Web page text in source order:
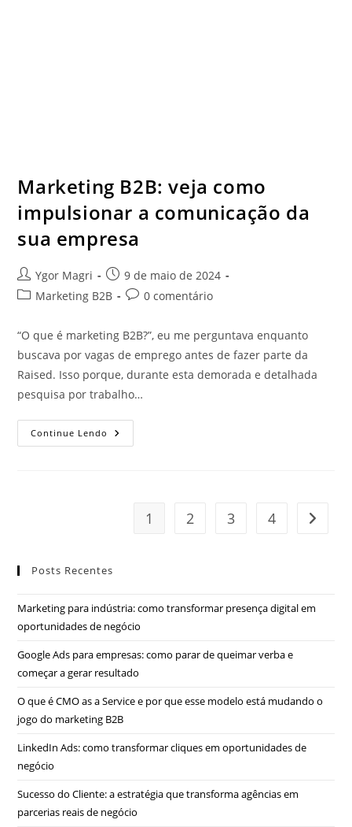
Marketing B2B: veja como
impulsionar a comunicação da
sua empresa
Ygor Magri
9 de maio de 2024
Marketing B2B
0 comentário
“O que é marketing B2B?”, eu me perguntava enquanto
buscava por vagas de emprego antes de fazer parte da
Raised. Isso porque, durante esta demorada e detalhada
pesquisa por trabalho…
Continue Lendo
1 2 3 4
Posts Recentes
Marketing para indústria: como transformar presença digital em
oportunidades de negócio
Google Ads para empresas: como parar de queimar verba e
começar a gerar resultado
O que é CMO as a Service e por que esse modelo está mudando o
jogo do marketing B2B
LinkedIn Ads: como transformar cliques em oportunidades de
negócio
Sucesso do Cliente: a estratégia que transforma agências em
parcerias reais de negócio